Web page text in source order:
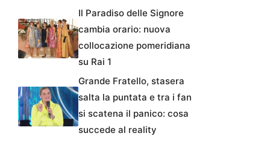
Il Paradiso delle Signore
cambia orario: nuova
collocazione pomeridiana
su Rai 1
Grande Fratello, stasera
salta la puntata e tra i fan
si scatena il panico: cosa
succede al reality